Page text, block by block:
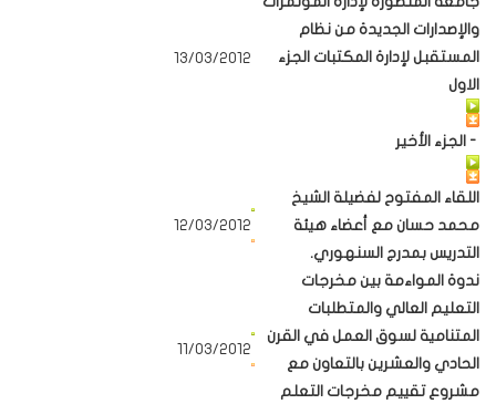
والإصدارات الجديدة من نظام
المستقبل لإدارة المكتبات الجزء
الاول
- الجزء الأخير
13/03/2012
اللقاء المفتوح لفضيلة الشيخ
محمد حسان مع أعضاء هيئة
التدريس بمدرج السنهوري.
12/03/2012
ندوة المواءمة بين مخرجات
التعليم العالي والمتطلبات
المتنامية لسوق العمل في القرن
الحادي والعشرين بالتعاون مع
مشروع تقييم مخرجات التعلم
11/03/2012